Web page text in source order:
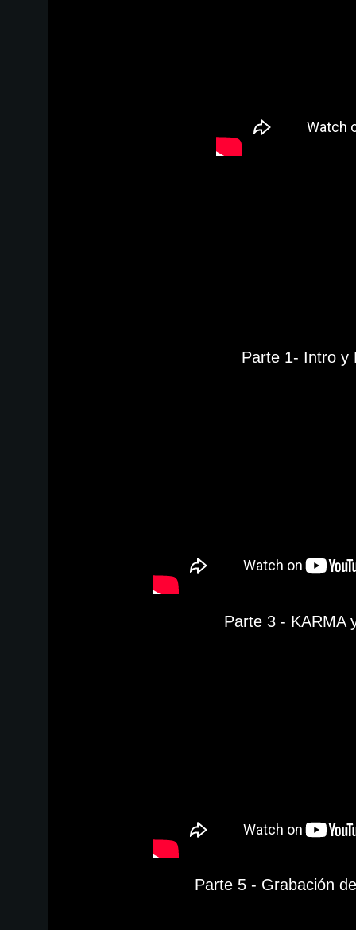
Parte 1- Intro y
Parte 3 - KARMA
Parte 5 - Grabación